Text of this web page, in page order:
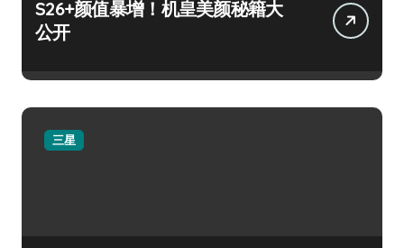
S26+颜值暴增！机皇美颜秘籍大
公开
三星